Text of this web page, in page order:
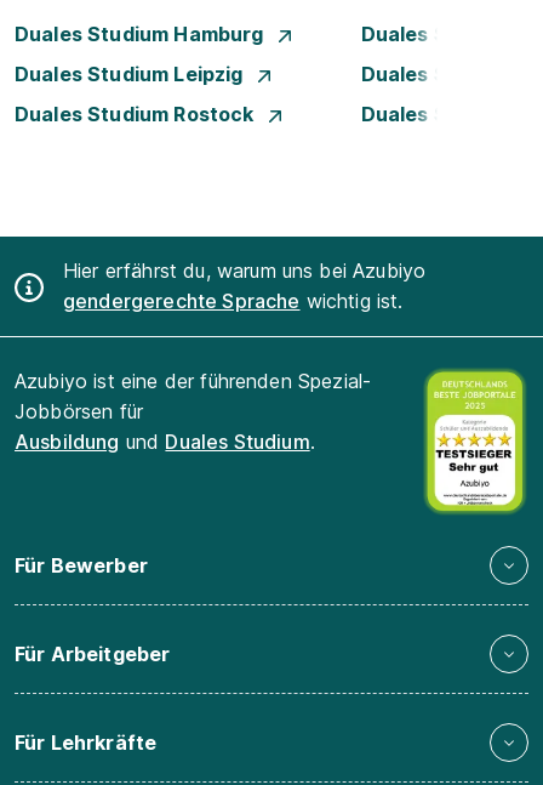
Duales Studium Hamburg
Duales Studium
Duales Studium Leipzig
Duales Studium
Duales Studium Rostock
Duales Studium
Hier erfährst du, warum uns bei Azubiyo
gendergerechte Sprache wichtig ist.
Azubiyo ist eine der führenden Spezial-
Jobbörsen für
Ausbildung und Duales Studium.
Für Bewerber
Für Arbeitgeber
Für Lehrkräfte